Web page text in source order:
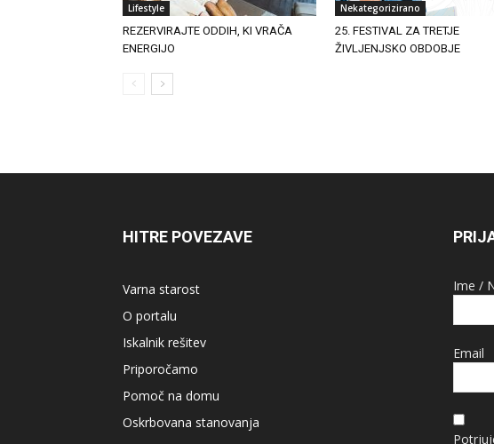
Lifestyle
REZERVIRAJTE ODDIH, KI VRAČA
ENERGIJO
Nekategorizirano
25. FESTIVAL ZA TRETJE
ŽIVLJENJSKO OBDOBJE
HITRE POVEZAVE
Varna starost
O portalu
Iskalnik rešitev
Priporočamo
Pomoč na domu
Oskrbovana stanovanja
Ime /
Email